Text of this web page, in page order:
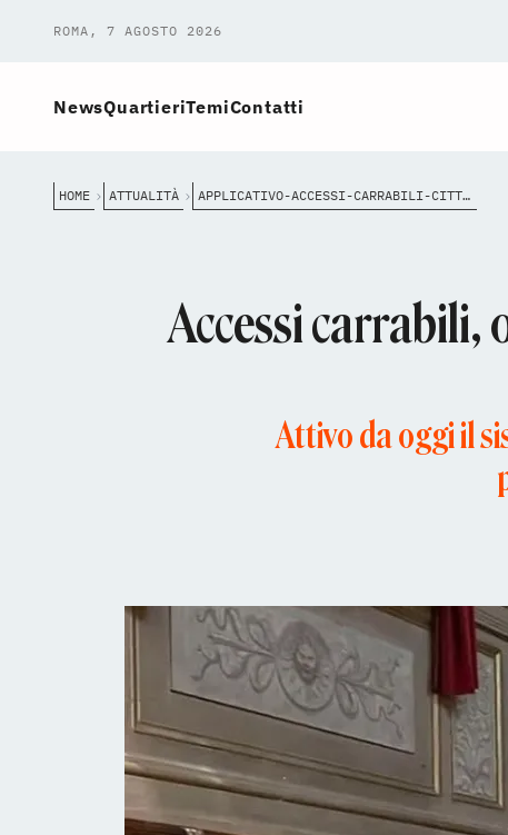
ROMA, 7 AGOSTO 2026
NewsQuartieriTemiContatti
HOME ATTUALITÀ APPLICATIVO-ACCESSI-CARRABILI-CITTA-METROPOLITANA-ROMA
Accessi carrabili,
Attivo da oggi il